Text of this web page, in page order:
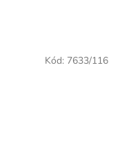
Kód: 7633/116